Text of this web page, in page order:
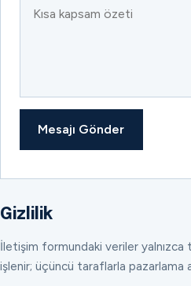
Mesajı Gönder
Gizlilik
İletişim formundaki veriler yalnızca
işlenir; üçüncü taraflarla pazarlama